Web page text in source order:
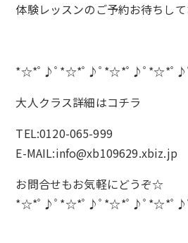
体験レッスンのご予約お待ちし
*☆*ﾟ♪ﾟ*☆*ﾟ♪ﾟ*☆*ﾟ♪ﾟ*☆*ﾟ♪
大人クラス詳細はコチラ
TEL:0120-065-999
E-MAIL:info@xb109629.xbiz.jp
お問合せもお気軽にどうぞ☆
*☆*ﾟ♪ﾟ*☆*ﾟ♪ﾟ*☆*ﾟ♪ﾟ*☆*ﾟ♪